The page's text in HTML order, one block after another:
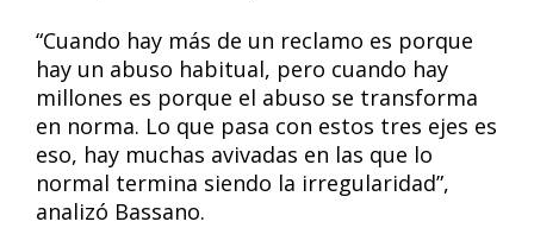
“Cuando hay más de un reclamo es porque
hay un abuso habitual, pero cuando hay
millones es porque el abuso se transforma
en norma. Lo que pasa con estos tres ejes es
eso, hay muchas avivadas en las que lo
normal termina siendo la irregularidad”,
analizó Bassano.